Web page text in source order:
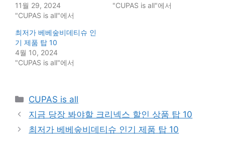
11월 29, 2024
"CUPAS is all"에서
"CUPAS is all"에서
최저가 베베숲비데티슈 인
기 제품 탑 10
4월 10, 2024
"CUPAS is all"에서
Categories
CUPAS is all
지금 당장 봐야할 크리넥스 할인 상품 탑 10
최저가 베베숲비데티슈 인기 제품 탑 10